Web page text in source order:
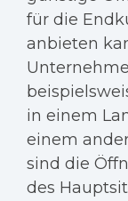
für die
anbieten
in einem
einem
sind die
des